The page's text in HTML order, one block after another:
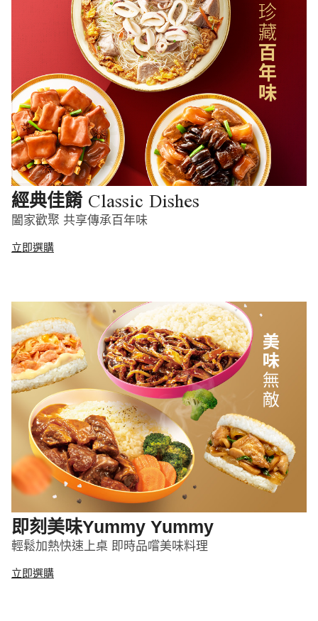
經典佳餚 Classic Dishes
闔家歡聚 共享傳承百年味
立即選購
即刻美味Yummy Yummy
輕鬆加熱快速上桌 即時品嚐美味料理
立即選購